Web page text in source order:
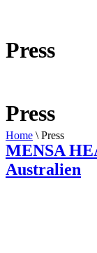
Press
Home \ Press
Press
MENSA
Australien